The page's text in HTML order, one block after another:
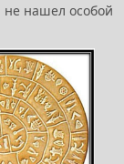
не нашел особой